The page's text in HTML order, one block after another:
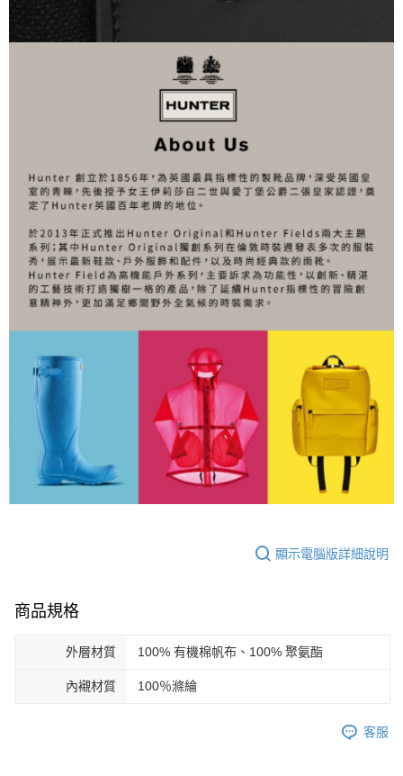
顯示電腦版詳細說明
商品規格
外層材質 100% 有機棉帆布、100% 聚氨酯
內襯材質 100％滌綸
客服